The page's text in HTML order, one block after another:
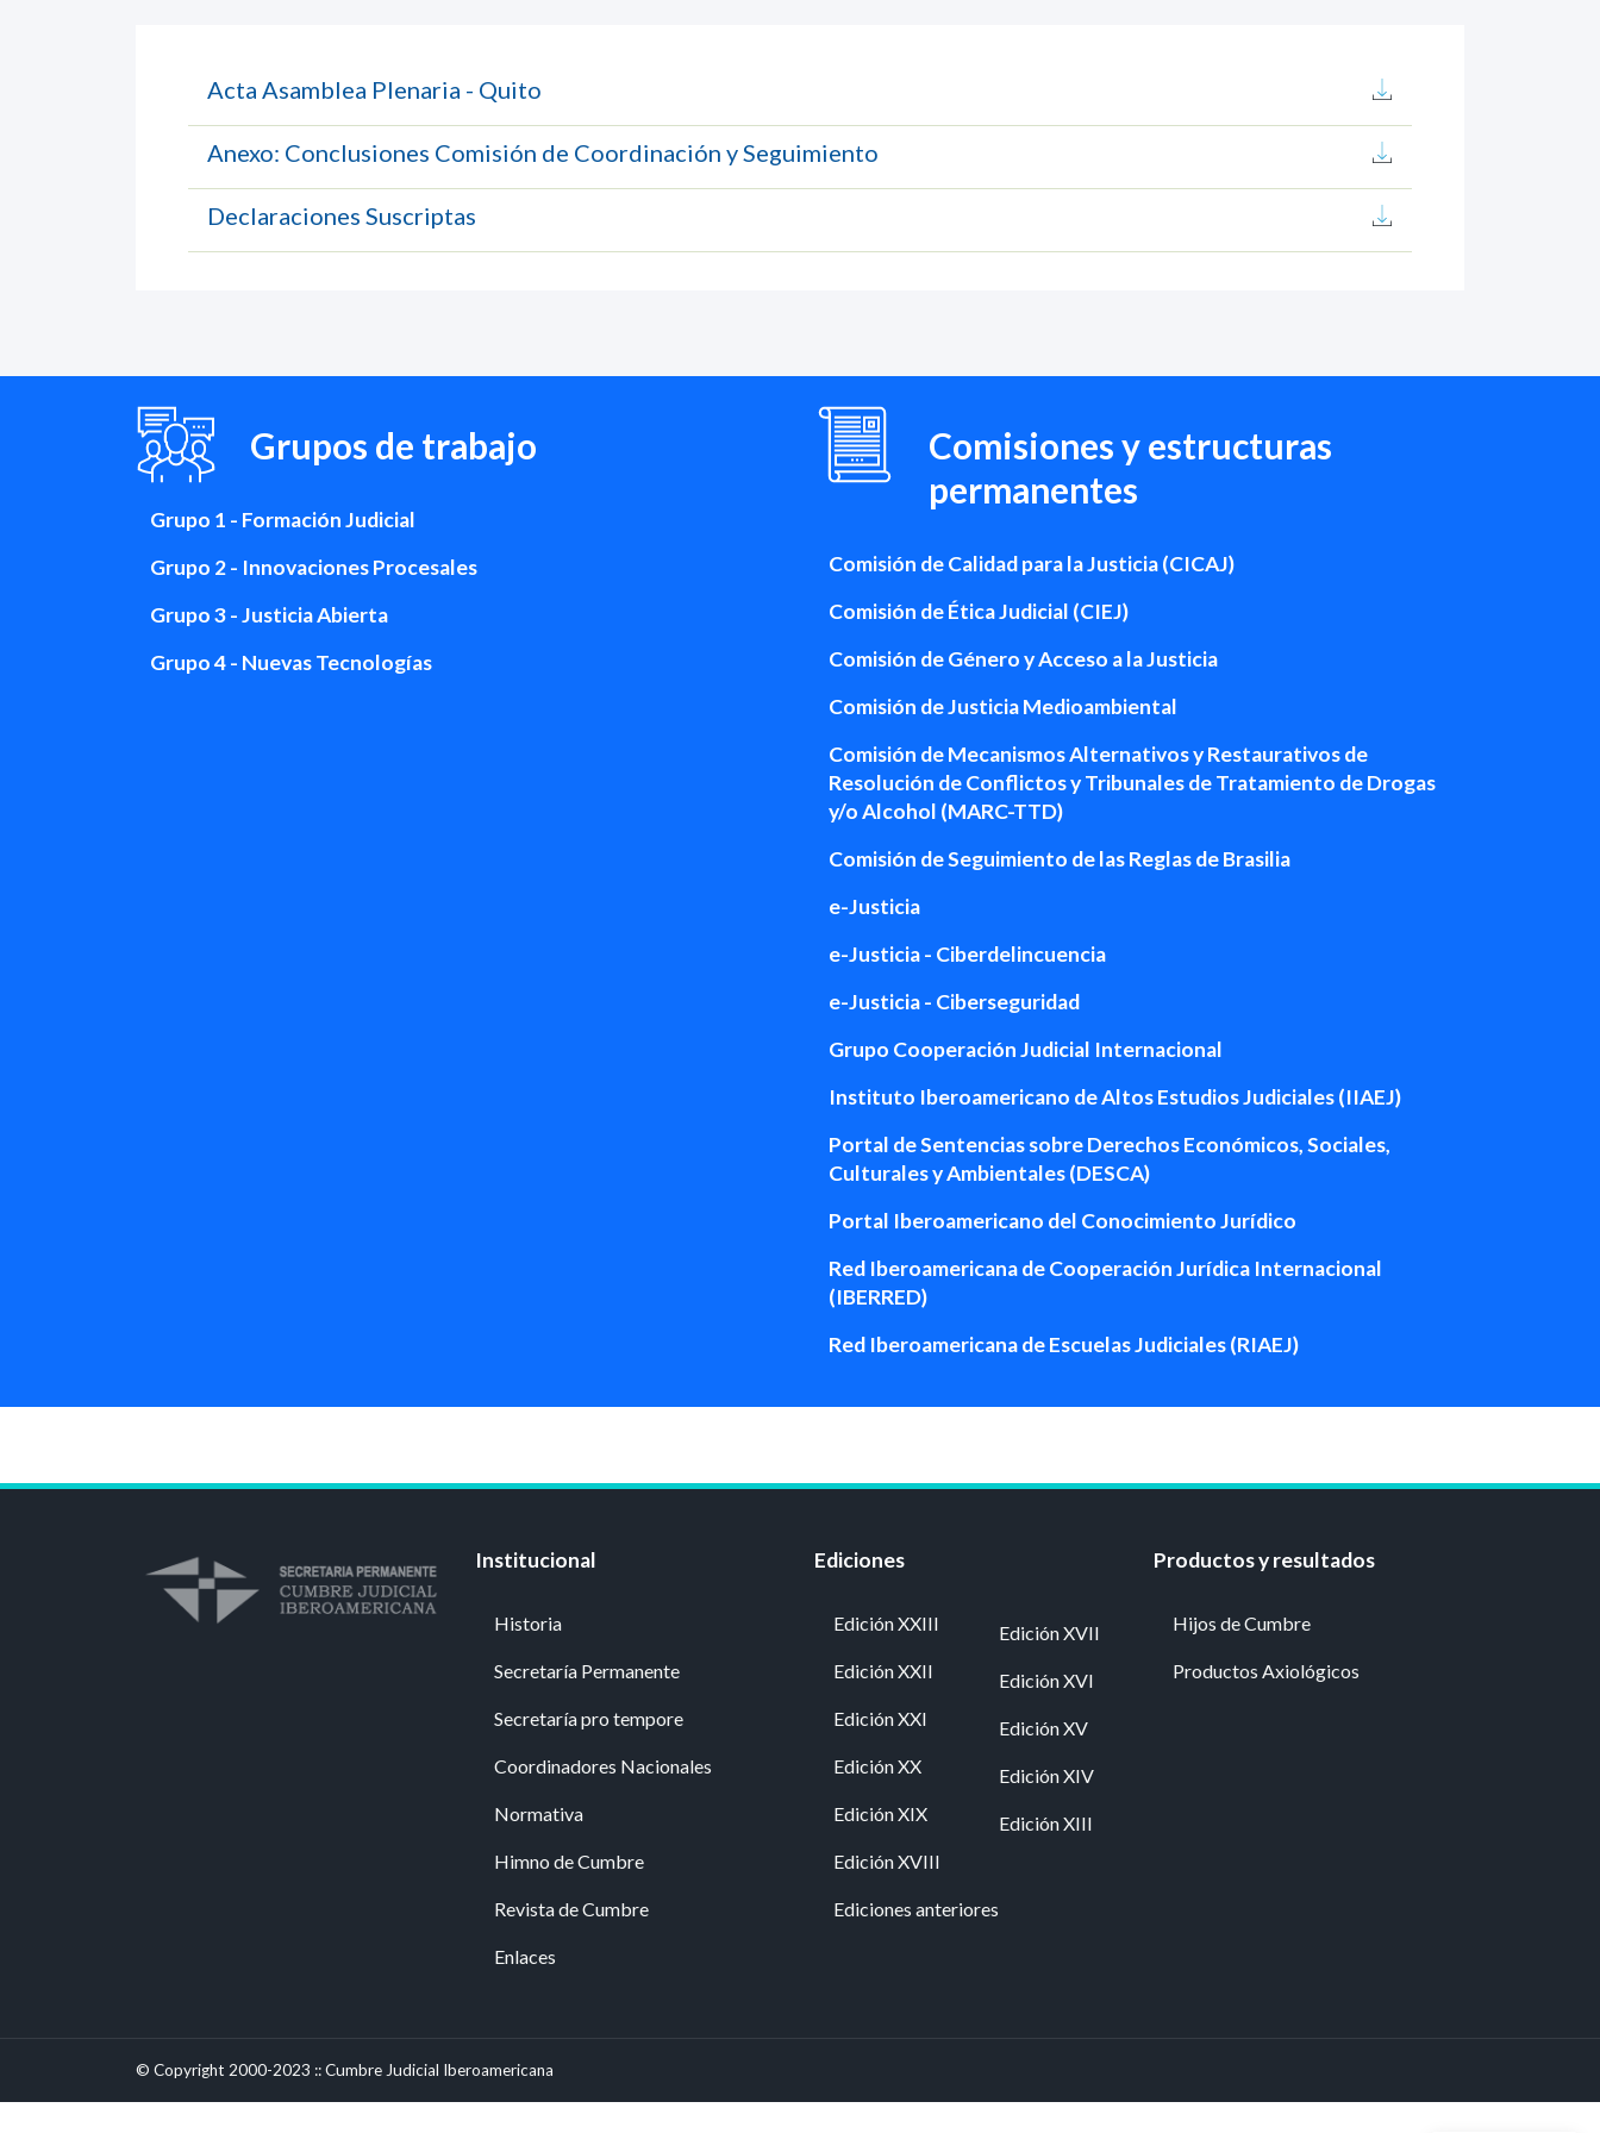
Acta Asamblea Plenaria - Quito
Anexo: Conclusiones Comisión de Coordinación y Seguimiento
Declaraciones Suscriptas
Grupos de trabajo
Grupo 1 - Formación Judicial
Grupo 2 - Innovaciones Procesales
Grupo 3 - Justicia Abierta
Grupo 4 - Nuevas Tecnologías
Comisiones y estructuras
permanentes
Comisión de Calidad para la Justicia (CICAJ)
Comisión de Ética Judicial (CIEJ)
Comisión de Género y Acceso a la Justicia
Comisión de Justicia Medioambiental
Comisión de Mecanismos Alternativos y Restaurativos de
Resolución de Conflictos y Tribunales de Tratamiento de Drogas
y/o Alcohol (MARC-TTD)
Comisión de Seguimiento de las Reglas de Brasilia
e-Justicia
e-Justicia - Ciberdelincuencia
e-Justicia - Ciberseguridad
Grupo Cooperación Judicial Internacional
Instituto Iberoamericano de Altos Estudios Judiciales (IIAEJ)
Portal de Sentencias sobre Derechos Económicos, Sociales,
Culturales y Ambientales (DESCA)
Portal Iberoamericano del Conocimiento Jurídico
Red Iberoamericana de Cooperación Jurídica Internacional
(IBERRED)
Red Iberoamericana de Escuelas Judiciales (RIAEJ)
Institucional
Historia
Secretaría Permanente
Secretaría pro tempore
Coordinadores Nacionales
Normativa
Himno de Cumbre
Revista de Cumbre
Enlaces
Ediciones
Edición XXIII
Edición XXII
Edición XXI
Edición XX
Edición XIX
Edición XVIII
Edición XVII
Edición XVI
Edición XV
Edición XIV
Edición XIII
Ediciones anteriores
Productos y resultados
Hijos de Cumbre
Productos Axiológicos
© Copyright 2000-2023 :: Cumbre Judicial Iberoamericana